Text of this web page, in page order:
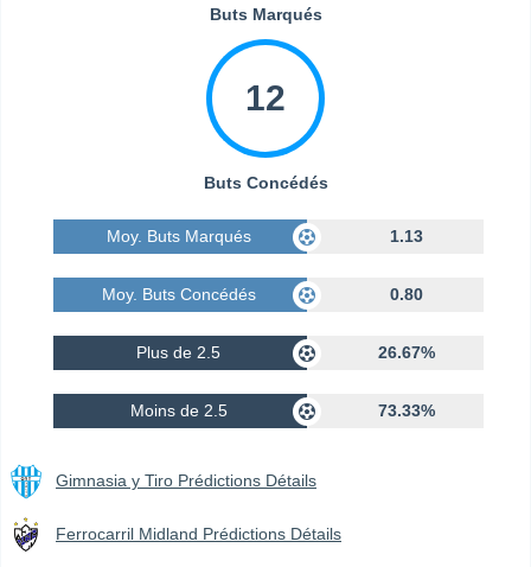
Buts Marqués
12
Buts Concédés
Moy. Buts Marqués 1.13
Moy. Buts Concédés 0.80
Plus de 2.5 26.67%
Moins de 2.5 73.33%
Gimnasia y Tiro Prédictions Détails
Ferrocarril Midland Prédictions Détails